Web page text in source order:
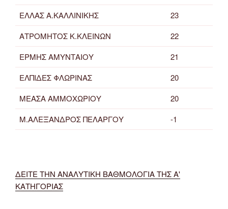
ΕΛΛΑΣ Α.ΚΑΛΛΙΝΙΚΗΣ
23
ΑΤΡΟΜΗΤΟΣ Κ.ΚΛΕΙΝΩΝ
22
ΕΡΜΗΣ ΑΜΥΝΤΑΙΟΥ
21
ΕΛΠΙΔΕΣ ΦΛΩΡΙΝΑΣ
20
ΜΕΑΣΑ ΑΜΜΟΧΩΡΙΟΥ
20
Μ.ΑΛΕΞΑΝΔΡΟΣ ΠΕΛΑΡΓΟΥ
-1
ΔΕΙΤΕ ΤΗΝ ΑΝΑΛΥΤΙΚΗ ΒΑΘΜΟΛΟΓΙΑ ΤΗΣ Α'
ΚΑΤΗΓΟΡΙΑΣ